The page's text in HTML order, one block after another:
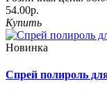
54.00р.
Купить
Новинка
Спрей полироль